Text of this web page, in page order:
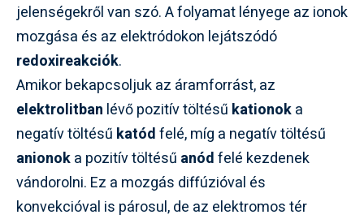
jelenségekről van szó. A folyamat lényege az ionok
mozgása és az elektródokon lejátszódó
redoxireakciók.
Amikor bekapcsoljuk az áramforrást, az
elektrolitban lévő pozitív töltésű kationoka
negatív töltésű katódfelé, míg a negatív töltésű
anionoka pozitív töltésű anódfelé kezdenek
vándorolni. Ez a mozgás diffúzióval és
konvekcióval is párosul, de az elektromos tér